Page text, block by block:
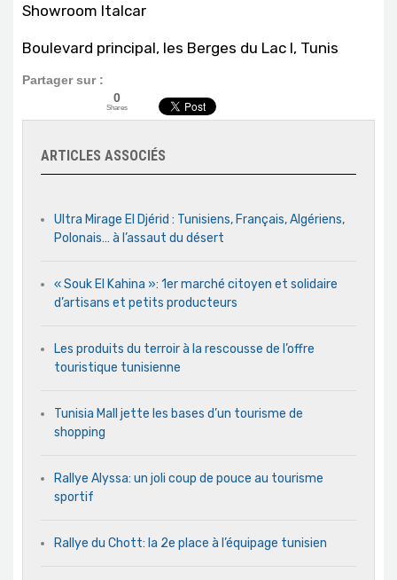
Showroom Italcar
Boulevard principal, les Berges du Lac I, Tunis
Partager sur :
0
Shares
ARTICLES ASSOCIÉS
Ultra Mirage El Djérid : Tunisiens, Français, Algériens,
Polonais… à l’assaut du désert
« Souk El Kahina »: 1er marché citoyen et solidaire
d’artisans et petits producteurs
Les produits du terroir à la rescousse de l’offre
touristique tunisienne
Tunisia Mall jette les bases d’un tourisme de
shopping
Rallye Alyssa: un joli coup de pouce au tourisme
sportif
Rallye du Chott: la 2e place à l’équipage tunisien